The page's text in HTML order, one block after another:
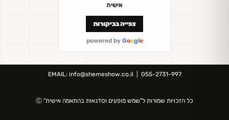
אישית
צפייה בביקורות
powered by Google
EMAIL: info@shemeshow.co.il | 055-2731-997
כל הזכויות שמורות ל"שמש מופעים וסדנאות בהתאמה אישית" Ⓒ